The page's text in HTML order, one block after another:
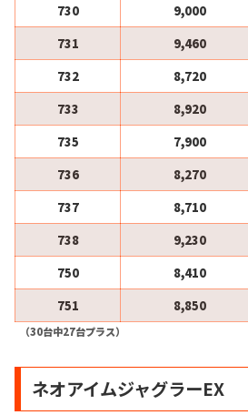
730
9,000
731
9,460
732
8,720
733
8,920
735
7,900
736
8,270
737
8,710
738
9,230
750
8,410
751
8,850
（30台中27台プラス）
ネオアイムジャグラーEX